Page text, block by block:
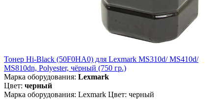
Тонер Hi-Black (50F0HA0) для Lexmark MS310d/ MS410d/
MS810dn, Polyester, чёрный (750 гр.)
Марка оборудования: Lexmark
Цвет: черный
Марка оборудования: Lexmark Цвет: черный